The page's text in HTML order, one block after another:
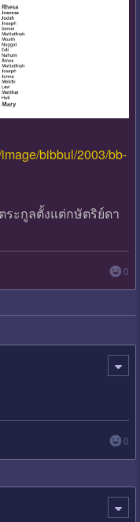
bibbul/2003/bb-
ะกูลตั้งแต่กษัตริย์ดา
0
0